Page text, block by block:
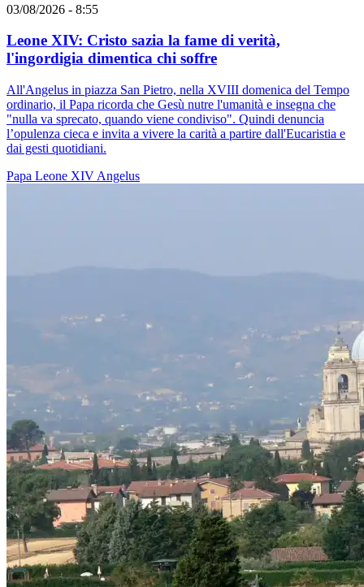
03/08/2026 - 8:55
Leone XIV: Cristo sazia la fame di verità,
l'ingordigia dimentica chi soffre
All'Angelus in piazza San Pietro, nella XVIII domenica del Tempo
ordinario, il Papa ricorda che Gesù nutre l'umanità e insegna che
"nulla va sprecato, quando viene condiviso". Quindi denuncia
l’opulenza cieca e invita a vivere la carità a partire dall'Eucaristia e
dai gesti quotidiani.
Papa Leone XIV Angelus